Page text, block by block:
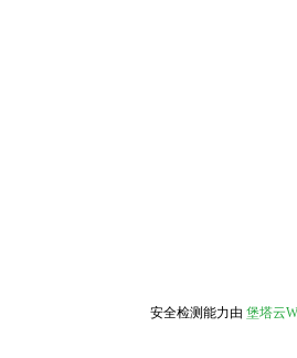
安全检测能力由 堡塔云